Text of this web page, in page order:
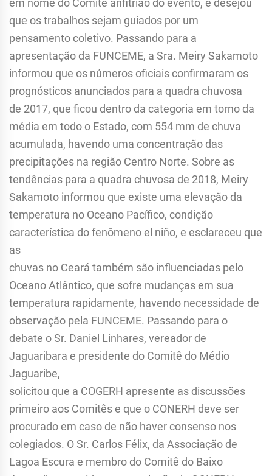
em nome do Comitê anfitrião do evento, e desejou
que os trabalhos sejam guiados por um
pensamento coletivo. Passando para a
apresentação da FUNCEME, a Sra. Meiry Sakamoto
informou que os números oficiais confirmaram os
prognósticos anunciados para a quadra chuvosa
de 2017, que ficou dentro da categoria em torno da
média em todo o Estado, com 554 mm de chuva
acumulada, havendo uma concentração das
precipitações na região Centro Norte. Sobre as
tendências para a quadra chuvosa de 2018, Meiry
Sakamoto informou que existe uma elevação da
temperatura no Oceano Pacífico, condição
característica do fenômeno el niño, e esclareceu que
as
chuvas no Ceará também são influenciadas pelo
Oceano Atlântico, que sofre mudanças em sua
temperatura rapidamente, havendo necessidade de
observação pela FUNCEME. Passando para o
debate o Sr. Daniel Linhares, vereador de
Jaguaribara e presidente do Comitê do Médio
Jaguaribe,
solicitou que a COGERH apresente as discussões
primeiro aos Comitês e que o CONERH deve ser
procurado em caso de não haver consenso nos
colegiados. O Sr. Carlos Félix, da Associação de
Lagoa Escura e membro do Comitê do Baixo